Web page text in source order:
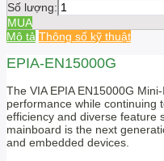
Số lượng:
MUA
Mô tả Thông số kỹ thuật
EPIA-EN15000G
The VIA EPIA EN15000G
performance while continuing
efficiency and diverse feature
mainboard is the next
and embedded devices.